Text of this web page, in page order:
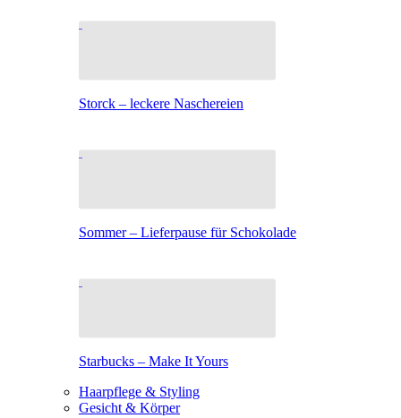
Storck – leckere Naschereien
Sommer – Lieferpause für Schokolade
Starbucks – Make It Yours
Haarpflege & Styling
Gesicht & Körper